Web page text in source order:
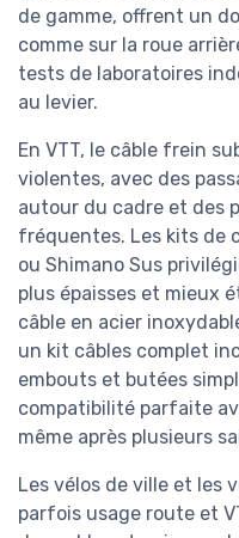
de gamme, offrent un
comme sur la roue
tests de laboratoires
au levier.
En VTT, le câble frein
violentes, avec des
autour du cadre et des
fréquentes. Les kits de
ou Shimano Sus
plus épaisses et mieux
câble en acier
un kit câbles complet
embouts et butées
compatibilité parfaite
même après plusieurs
Les vélos de ville et les
parfois usage route et